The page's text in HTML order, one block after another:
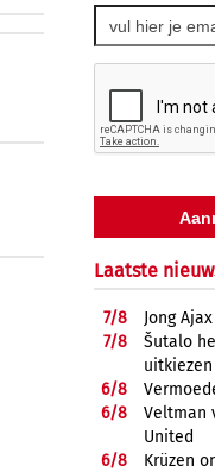
Laatste
7/8
Jong
7/8
Šutalo
uitkiezen
6/8
6/8
Veltman
United
6/8
Krüzen